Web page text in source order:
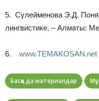
5. Сүлейменова Э.Д.
лингвистике. – Алматы:
6. www.TEMAKOSAN.net
Басқа да материалдар